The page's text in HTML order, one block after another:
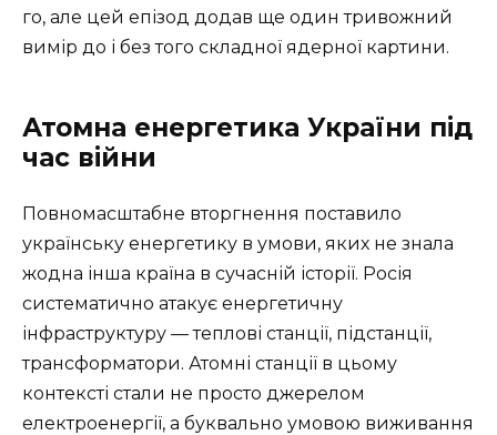
го, але цей епізод додав ще один тривожний
вимір до і без того складної ядерної картини.
Атомна енергетика України під
час війни
Повномасштабне вторгнення поставило
українську енергетику в умови, яких не знала
жодна інша країна в сучасній історії. Росія
систематично атакує енергетичну
інфраструктуру — теплові станції, підстанції,
трансформатори. Атомні станції в цьому
контексті стали не просто джерелом
електроенергії, а буквально умовою виживання